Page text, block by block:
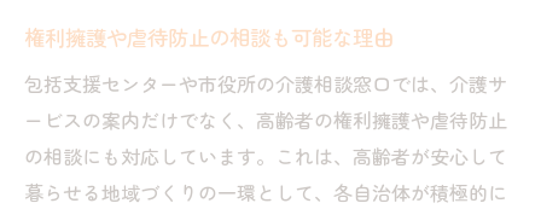
権利擁護や虐待防止の相談も可能な理由
包括支援センターや市役所の介護相談窓口では、介護サ
ービスの案内だけでなく、高齢者の権利擁護や虐待防止
の相談にも対応しています。これは、高齢者が安心して
暮らせる地域づくりの一環として、各自治体が積極的に